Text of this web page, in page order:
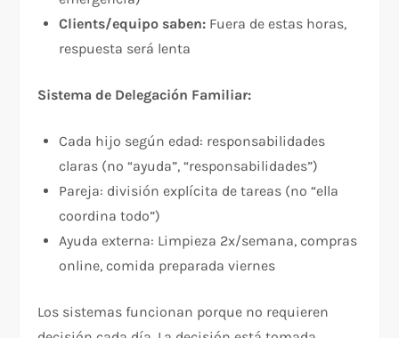
Clients/equipo saben: Fuera de estas horas,
respuesta será lenta
Sistema de Delegación Familiar:
Cada hijo según edad: responsabilidades
claras (no “ayuda”, “responsabilidades”)
Pareja: división explícita de tareas (no “ella
coordina todo”)
Ayuda externa: Limpieza 2x/semana, compras
online, comida preparada viernes
Los sistemas funcionan porque no requieren